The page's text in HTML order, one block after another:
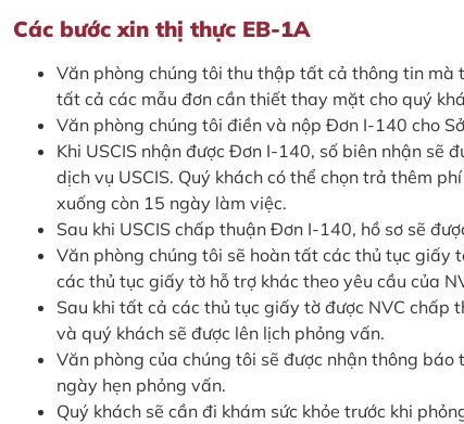
Các bước xin thị thực EB-1A
Văn phòng chúng tôi thu thập tất cả thông tin mà
tất cả các mẫu đơn cần thiết thay mặt cho quý
Văn phòng chúng tôi điền và nộp Đơn I-140 cho
Khi USCIS nhận được Đơn I-140, số biên nhận sẽ
dịch vụ USCIS. Quý khách có thể chọn trả thêm
xuống còn 15 ngày làm việc.
Sau khi USCIS chấp thuận Đơn I-140, hồ sơ sẽ
Văn phòng chúng tôi sẽ hoàn tất các thủ tục giấy
các thủ tục giấy tờ hỗ trợ khác theo yêu cầu của
Sau khi tất cả các thủ tục giấy tờ được NVC chấp
và quý khách sẽ được lên lịch phỏng vấn.
Văn phòng của chúng tôi sẽ được nhận thông
ngày hẹn phỏng vấn.
Quý khách sẽ cần đi khám sức khỏe trước khi